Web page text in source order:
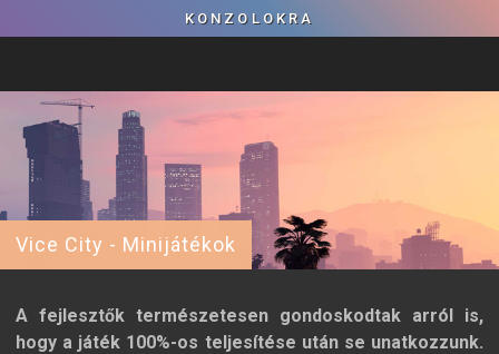
KONZOLOKRA
Vice City - Minijátékok
A fejlesztők természetesen gondoskodtak arról is,
hogy a játék 100%-os teljesítése után se unatkozzunk.